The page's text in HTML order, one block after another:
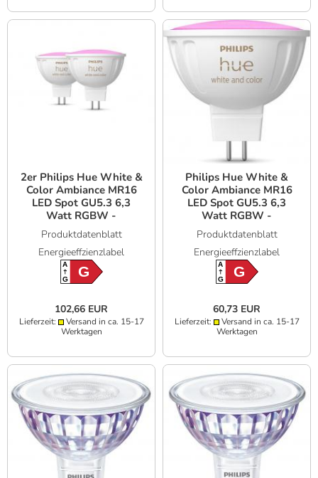
2er Philips Hue White &
Color Ambiance MR16
LED Spot GU5.3 6,3
Watt RGBW -
Bluetooth, ZigBee
Produktdatenblatt
Energieeffzienzlabel
A
GG
102,66 EUR
Lieferzeit:
Versand in ca. 15-17
Werktagen
Philips Hue White &
Color Ambiance MR16
LED Spot GU5.3 6,3
Watt RGBW -
Bluetooth, ZigBee
Produktdatenblatt
Energieeffzienzlabel
A
GG
60,73 EUR
Lieferzeit:
Versand in ca. 15-17
Werktagen